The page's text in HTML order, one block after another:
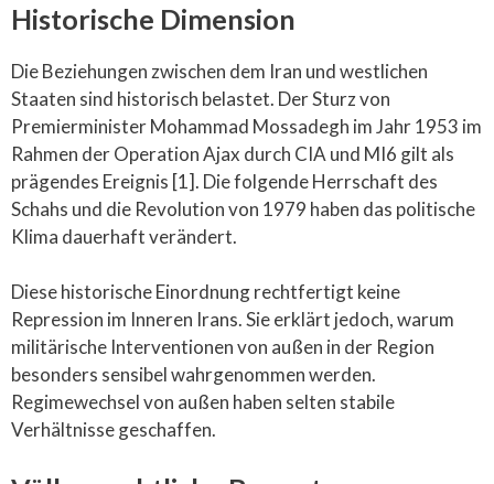
Historische Dimension
Die Beziehungen zwischen dem Iran und westlichen
Staaten sind historisch belastet. Der Sturz von
Premierminister Mohammad Mossadegh im Jahr 1953 im
Rahmen der Operation Ajax durch CIA und MI6 gilt als
prägendes Ereignis [1]. Die folgende Herrschaft des
Schahs und die Revolution von 1979 haben das politische
Klima dauerhaft verändert.
Diese historische Einordnung rechtfertigt keine
Repression im Inneren Irans. Sie erklärt jedoch, warum
militärische Interventionen von außen in der Region
besonders sensibel wahrgenommen werden.
Regimewechsel von außen haben selten stabile
Verhältnisse geschaffen.